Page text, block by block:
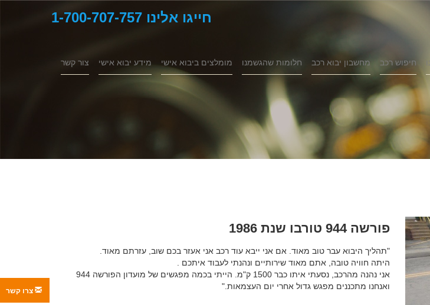
חייגו אלינו 1-700-707-757
חיפוש רכב מחשבון יבוא רכב חלומות שהגשמנו מומלצים ביבוא אישי מידע יבוא אישי צור קשר
פורשה 944 טורבו שנת 1986
"תהליך היבוא עבר טוב מאוד. אם אני ייבא עוד רכב אני אעזר בכם שוב, עזרתם מאוד.
היתה חוויה טובה, אתם מאוד שירותיים ונהנתי לעבוד איתכם .
אני נהנה מהרכב, נסעתי איתו כבר 1500 ק"מ. הייתי בכמה מפגשים של מועדון הפורשה 944
ואנחנו מתכננים מפגש גדול אחרי יום העצמאות."
צרו קשר